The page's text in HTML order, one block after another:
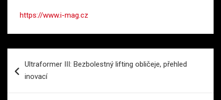
https://www.i-mag.cz
proUltraformer III: Bezbolestný lifting obličeje, přehled
inovací